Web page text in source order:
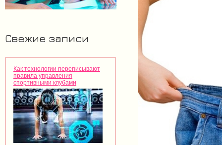
Свежие записи
Как технологии переписывают
правила управления
спортивными клубами